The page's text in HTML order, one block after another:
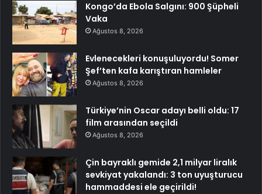
Kongo’da Ebola Salgını: 900 Şüpheli
Vaka
Ağustos 8, 2026
Evlenecekleri konuşuluyordu! Somer
Şef’ten kafa karıştıran hamleler
Ağustos 8, 2026
Türkiye’nin Oscar adayı belli oldu: 17
film arasından seçildi
Ağustos 8, 2026
Çin bayraklı gemide 2,1 milyar liralık
sevkiyat yakalandı: 3 ton uyuşturucu
hammaddesi ele geçirildi!